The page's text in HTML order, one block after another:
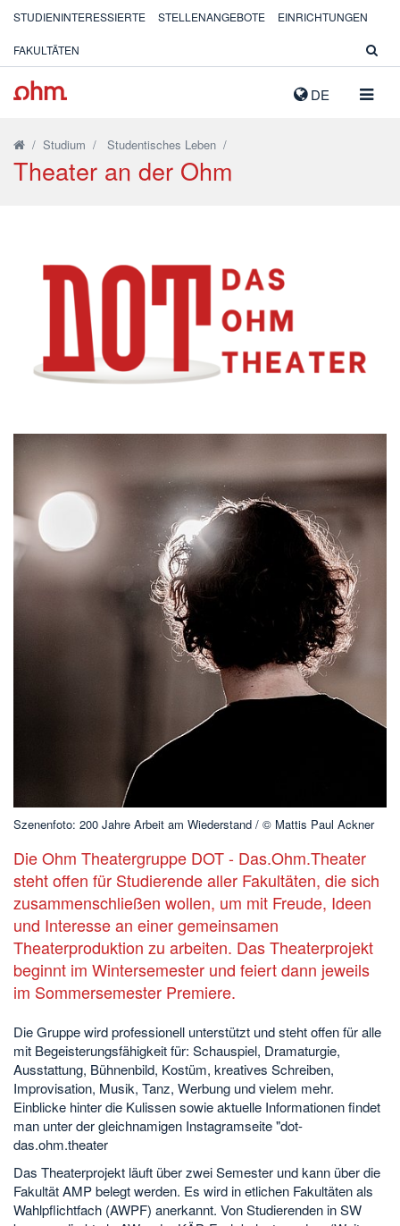
DE
STUDIENINTERESSIERTE STELLENANGEBOTE EINRICHTUNGEN
FAKULTÄTEN
/ Studium / Studentisches Leben /
Theater an der Ohm
Szenenfoto: 200 Jahre Arbeit am Wiederstand / © Mattis Paul Ackner
Die Ohm Theatergruppe DOT - Das.Ohm.Theater
steht offen für Studierende aller Fakultäten, die sich
zusammenschließen wollen, um mit Freude, Ideen
und Interesse an einer gemeinsamen
Theaterproduktion zu arbeiten. Das Theaterprojekt
beginnt im Wintersemester und feiert dann jeweils
im Sommersemester Premiere.
Die Gruppe wird professionell unterstützt und steht offen für alle
mit Begeisterungsfähigkeit für: Schauspiel, Dramaturgie,
Ausstattung, Bühnenbild, Kostüm, kreatives Schreiben,
Improvisation, Musik, Tanz, Werbung und vielem mehr.
Einblicke hinter die Kulissen sowie aktuelle Informationen findet
man unter der gleichnamigen Instagramseite "dot-
das.ohm.theater
Das Theaterprojekt läuft über zwei Semester und kann über die
Fakultät AMP belegt werden. Es wird in etlichen Fakultäten als
Wahlpflichtfach (AWPF) anerkannt. Von Studierenden in SW